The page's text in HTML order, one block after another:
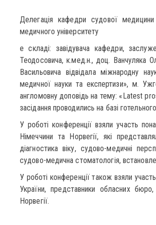
Делегація кафедри судової
медичного університету
e складі: завідувача кафедри,
Теодосовича, к.мед.н., доц. Ванчуляка
Васильовича відвідала міжнародну
медичної науки та експертизи», м.
англомовну доповідь на тему: «Latest
засідання проводились на базі
У роботі конференції взяли участь
Німеччини та Норвегії, які
діагностика віку, судово-медичні
судово-медична стоматологія,
У роботі конференції також взяли
України, представники обласних
Норвегії.